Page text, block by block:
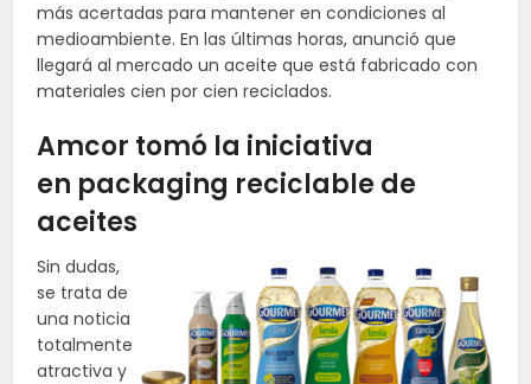
más acertadas para mantener en condiciones al
medioambiente. En las últimas horas, anunció que
llegará al mercado un aceite que está fabricado con
materiales cien por cien reciclados.
Amcor tomó la iniciativa
en packaging reciclable de
aceites
Sin dudas,
se trata de
una noticia
totalmente
atractiva y